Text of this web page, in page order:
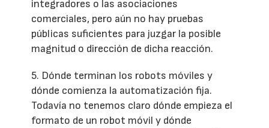
integradores o las asociaciones
comerciales, pero aún no hay pruebas
públicas suficientes para juzgar la posible
magnitud o dirección de dicha reacción.
5. Dónde terminan los robots móviles y
dónde comienza la automatización fija.
Todavía no tenemos claro dónde empieza el
formato de un robot móvil y dónde